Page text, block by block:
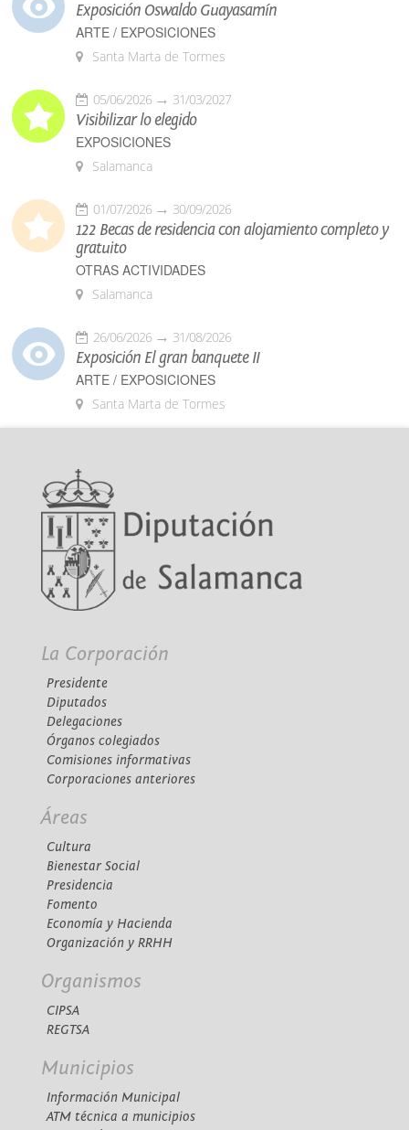
Exposición Oswaldo Guayasamín
ARTE / EXPOSICIONES
Santa Marta de Tormes
05/06/2026 31/03/2027
Visibilizar lo elegido
EXPOSICIONES
Salamanca
01/07/2026 30/09/2026
122 Becas de residencia con alojamiento completo y
gratuito
OTRAS ACTIVIDADES
Salamanca
26/06/2026 31/08/2026
Exposición El gran banquete II
ARTE / EXPOSICIONES
Santa Marta de Tormes
La Corporación
Presidente
Diputados
Delegaciones
Órganos colegiados
Comisiones informativas
Corporaciones anteriores
Áreas
Cultura
Bienestar Social
Presidencia
Fomento
Economía y Hacienda
Organización y RRHH
Organismos
CIPSA
REGTSA
Municipios
Información Municipal
ATM técnica a municipios